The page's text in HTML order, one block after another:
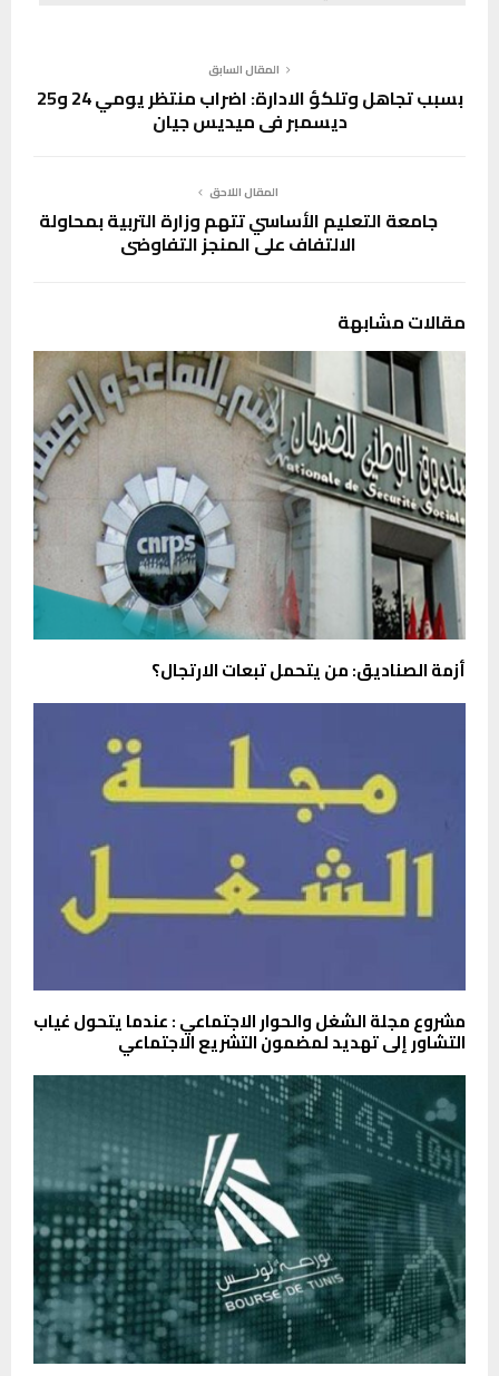
المقال السابق
بسبب تجاهل وتلكؤ الادارة: اضراب منتظر يومي 24 و25
ديسمبر في ميديس جيان
المقال اللاحق
جامعة التعليم الأساسي تتهم وزارة التربية بمحاولة
الالتفاف على المنجز التفاوضي
مقالات مشابهة
أزمة الصناديق: من يتحمل تبعات الارتجال؟
مشروع مجلة الشغل والحوار الاجتماعي : عندما يتحول غياب
التشاور إلى تهديد لمضمون التشريع الاجتماعي